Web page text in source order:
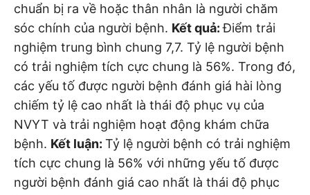
chuẩn bị ra về hoặc thân nhân là người chăm
sóc chính của người bệnh. Kết quả:Điểm trải
nghiệm trung bình chung 7,7. Tỷ lệ người bệnh
có trải nghiệm tích cực chung là 56%. Trong đó,
các yếu tố được người bệnh đánh giá hài lòng
chiếm tỷ lệ cao nhất là thái độ phục vụ của
NVYT và trải nghiệm hoạt động khám chữa
bệnh. Kết luận: Tỷ lệ người bệnh có trải nghiệm
tích cực chung là 56% với những yếu tố được
người bệnh đánh giá cao nhất là thái độ phục